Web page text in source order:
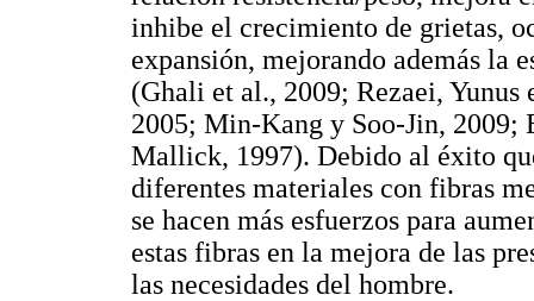
inhibe el crecimiento de grietas,
expansión, mejorando además
(Ghali et al., 2009; Rezaei,
2005; Min-Kang y Soo-Jin, 2009;
Mallick, 1997). Debido al éxito
diferentes materiales con fibras
se hacen más esfuerzos para
estas fibras en la mejora de las
las necesidades del hombre.